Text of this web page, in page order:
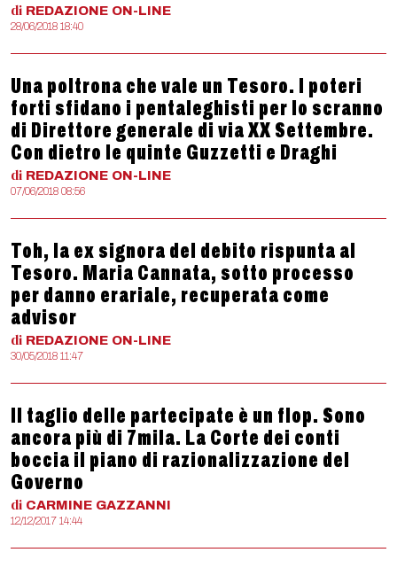
di REDAZIONE ON-LINE
28/06/2018 18:40
Una poltrona che vale un Tesoro. I poteri
forti sfidano i pentaleghisti per lo scranno
di Direttore generale di via XX Settembre.
Con dietro le quinte Guzzetti e Draghi
di REDAZIONE ON-LINE
07/06/2018 08:56
Toh, la ex signora del debito rispunta al
Tesoro. Maria Cannata, sotto processo
per danno erariale, recuperata come
advisor
di REDAZIONE ON-LINE
30/05/2018 11:47
Il taglio delle partecipate è un flop. Sono
ancora più di 7mila. La Corte dei conti
boccia il piano di razionalizzazione del
Governo
di CARMINE GAZZANNI
12/12/2017 14:44